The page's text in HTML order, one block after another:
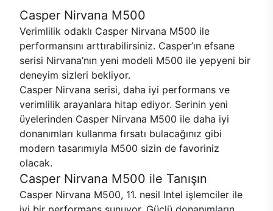
Casper Nirvana M500
Verimlilik odaklı Casper Nirvana M500 ile
performansını arttırabilirsiniz. Casper’ın efsane
serisi Nirvana’nın yeni modeli M500 ile yepyeni bir
deneyim sizleri bekliyor.
Casper Nirvana serisi, daha iyi performans ve
verimlilik arayanlara hitap ediyor. Serinin yeni
üyelerinden Casper Nirvana M500 ile daha iyi
donanımları kullanma fırsatı bulacağınız gibi
modern tasarımıyla M500 sizin de favoriniz
olacak.
Casper Nirvana M500 ile Tanışın
Casper Nirvana M500, 11. nesil Intel işlemciler ile